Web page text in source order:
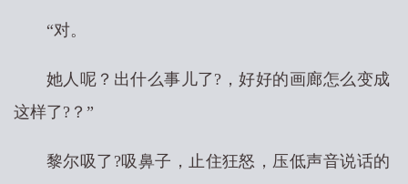
“对。
她人呢？出什么事儿了?，好好的画廊怎么变成
这样了?？”
黎尔吸了?吸鼻子，止住狂怒，压低声音说话的